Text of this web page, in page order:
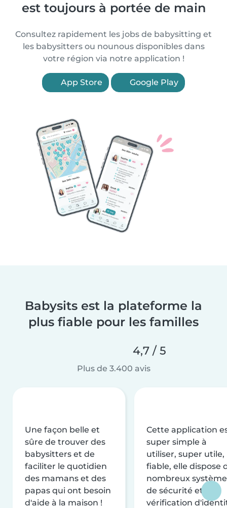
est toujours à portée de main
Consultez rapidement les jobs de babysitting et
les babysitters ou nounous disponibles dans
votre région via notre application !
App Store Google Play
Babysits est la plateforme la
plus fiable pour les familles
4,7 / 5
Plus de 3.400 avis
Une façon belle et
sûre de trouver des
babysitters et de
faciliter le quotidien
des mamans et des
papas qui ont besoin
d'aide à la maison !
Cette application
super simple à
utiliser, super utile,
fiable, elle dispose
nombreux
de sécurité et de
vérification